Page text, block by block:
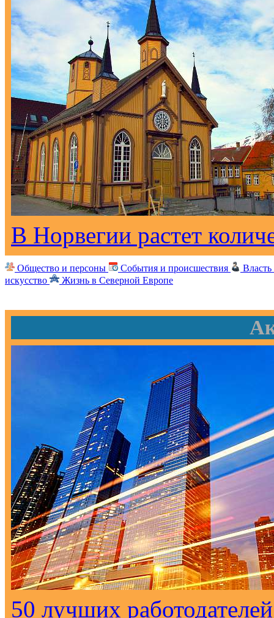
В Норвегии растет
Общество и персоны События и происшествия
искусство
Жизнь в Северной Европе
50 лучших